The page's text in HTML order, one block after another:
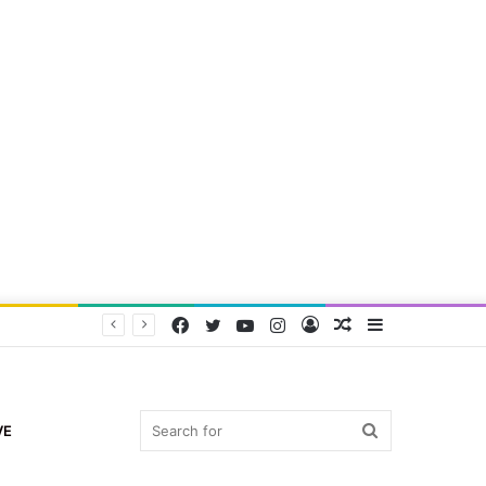
Random
Log
Instagram
YouTube
Twitter
Facebook